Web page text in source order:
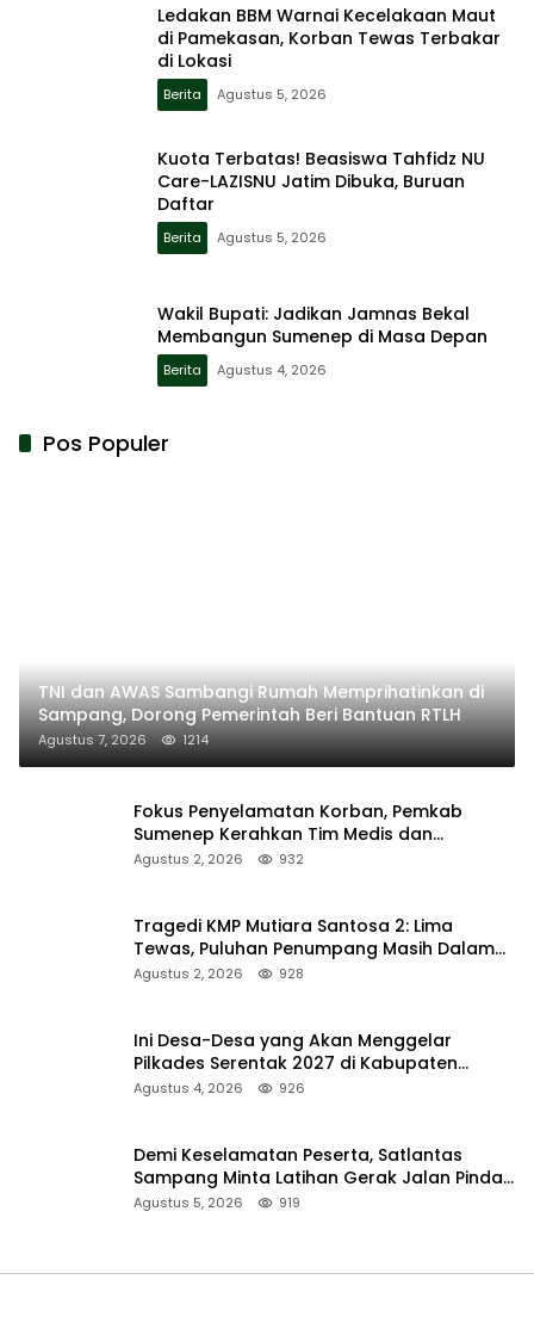
Ledakan BBM Warnai Kecelakaan Maut
di Pamekasan, Korban Tewas Terbakar
di Lokasi
Berita Agustus 5, 2026
Kuota Terbatas! Beasiswa Tahfidz NU
Care-LAZISNU Jatim Dibuka, Buruan
Daftar
Berita Agustus 5, 2026
Wakil Bupati: Jadikan Jamnas Bekal
Membangun Sumenep di Masa Depan
Berita Agustus 4, 2026
Pos Populer
TNI dan AWAS Sambangi Rumah Memprihatinkan di
Sampang, Dorong Pemerintah Beri Bantuan RTLH
Agustus 7, 2026 1214
Fokus Penyelamatan Korban, Pemkab
Sumenep Kerahkan Tim Medis dan
Ambulans ke Pelabuhan Kalianget
Agustus 2, 2026 932
Tragedi KMP Mutiara Santosa 2: Lima
Tewas, Puluhan Penumpang Masih Dalam
Pencarian
Agustus 2, 2026 928
Ini Desa-Desa yang Akan Menggelar
Pilkades Serentak 2027 di Kabupaten
Sumenep
Agustus 4, 2026 926
Demi Keselamatan Peserta, Satlantas
Sampang Minta Latihan Gerak Jalan Pindah
ke Lokasi Aman
Agustus 5, 2026 919